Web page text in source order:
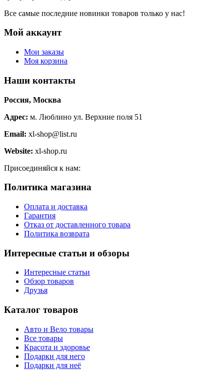
Все самые последние новинки товаров только у нас!
Мой аккаунт
Мои заказы
Моя корзина
Наши контакты
Россия, Москва
Адрес: м. Люблино ул. Верхние поля 51
Email: xl-shop@list.ru
Website: xl-shop.ru
Присоединяйся к нам:
Политика магазина
Оплата и доставка
Гарантия
Отказ от доставленного товара
Политика возврата
Интересные статьи и обзоры
Интересные статьи
Обзор товаров
Друзья
Каталог товаров
Авто и Вело товары
Все товары
Красота и здоровье
Подарки для него
Подарки для неё